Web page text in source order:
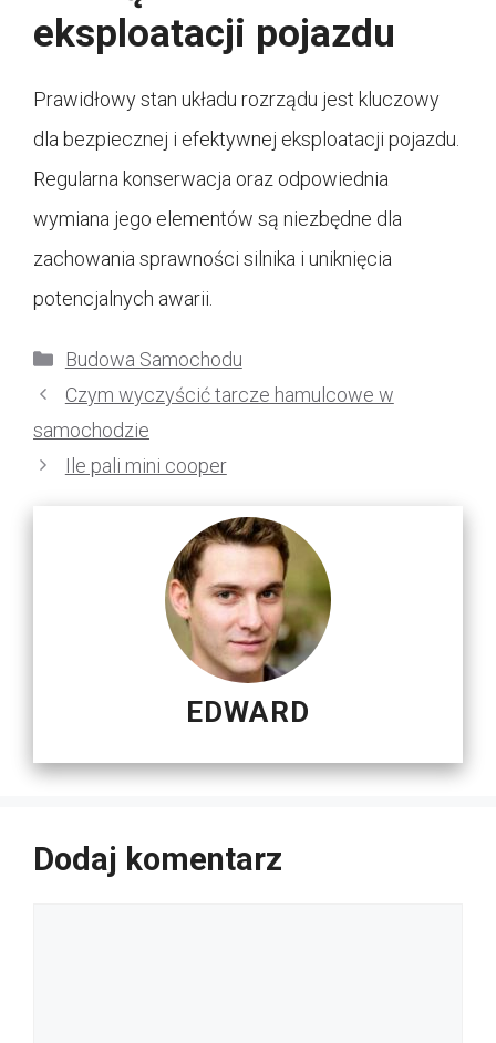
eksploatacji pojazdu
Prawidłowy stan układu rozrządu jest kluczowy
dla bezpiecznej i efektywnej eksploatacji pojazdu.
Regularna konserwacja oraz odpowiednia
wymiana jego elementów są niezbędne dla
zachowania sprawności silnika i uniknięcia
potencjalnych awarii.
Kategorie
Budowa Samochodu
Czym wyczyścić tarcze hamulcowe w
samochodzie
Ile pali mini cooper
EDWARD
Dodaj komentarz